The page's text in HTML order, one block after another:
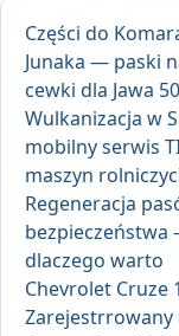
Części do
Junaka — paski
cewki dla Jawa 50
Wulkanizacja w
mobilny serwis
maszyn
Regeneracja
bezpieczeństwa
dlaczego warto
Chevrolet Cruze
Zarejestrrowany